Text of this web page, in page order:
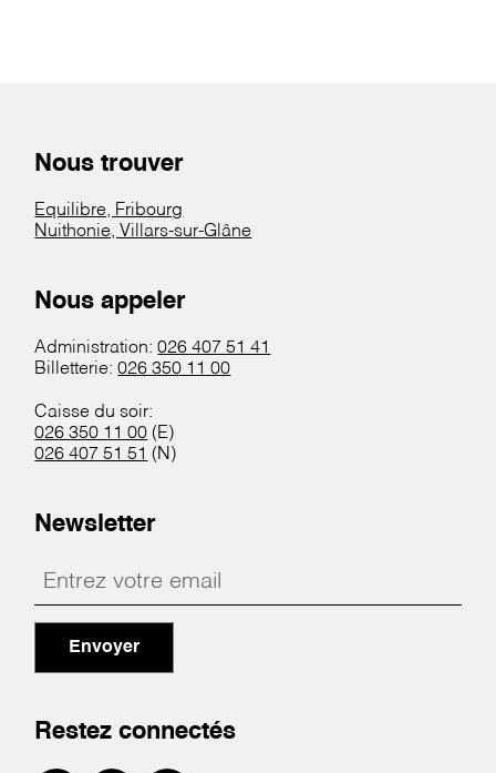
Nous trouver
Equilibre, Fribourg
Nuithonie, Villars-sur-Glâne
Nous appeler
Administration:026 407 51 41
Billetterie:026 350 11 00
Caisse du soir:
026 350 11 00 (E)
026 407 51 51 (N)
Newsletter
Envoyer
Restez connectés